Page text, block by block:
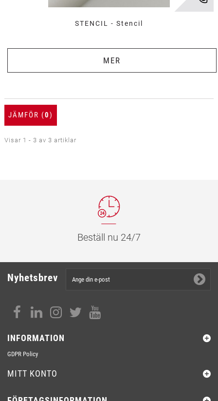
STENCIL - Stencil
MER
JÄMFÖR (0)
Visar 1 - 3 av 3 artiklar
Beställ nu 24/7
Nyhetsbrev
INFORMATION
GDPR Policy
MITT KONTO